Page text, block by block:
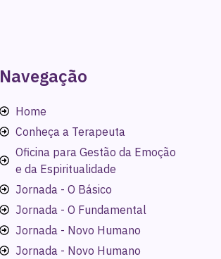
Navegação
Home
Conheça a Terapeuta
Oficina para Gestão da Emoção
e da Espiritualidade
Jornada - O Básico
Jornada - O Fundamental
Jornada - Novo Humano
Jornada - Novo Humano